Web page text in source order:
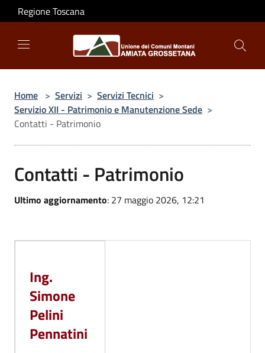
Salta al contenuto principale
Regione Toscana
Home > Servizi > Servizi Tecnici >
Servizio XII - Patrimonio e Manutenzione Sede >
Contatti - Patrimonio
Contatti - Patrimonio
Ultimo aggiornamento: 27 maggio 2026, 12:21
Ing.
Simone
Pelini
Pennatini